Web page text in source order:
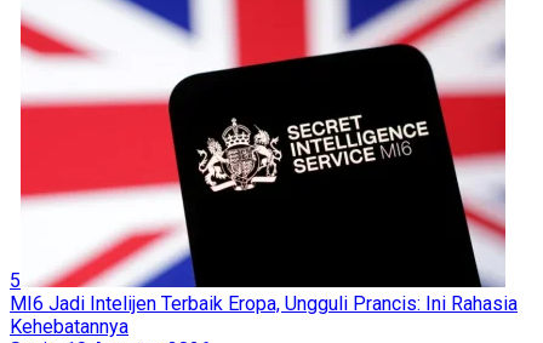
5
MI6 Jadi Intelijen Terbaik Eropa, Ungguli Prancis: Ini Rahasia
Kehebatannya